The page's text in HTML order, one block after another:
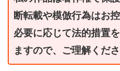
断転載や模倣行為はお
必要に応じて法的措置
ますので、ご理解くださ